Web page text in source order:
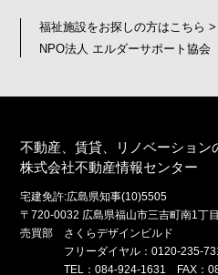
福祉施設をお探しの方はこちら >
NPO法人 エルダーサポート協会
不動産、賃貸、リノベーション
株式会社不動産情報センター
宅建免許:広島県知事(10)5505
〒720-0032 広島県福山市三吉町南1丁
売買部 さくらデザインビルド
フリーダイヤル：0120-235-
TEL：084-924-1631 FAX：